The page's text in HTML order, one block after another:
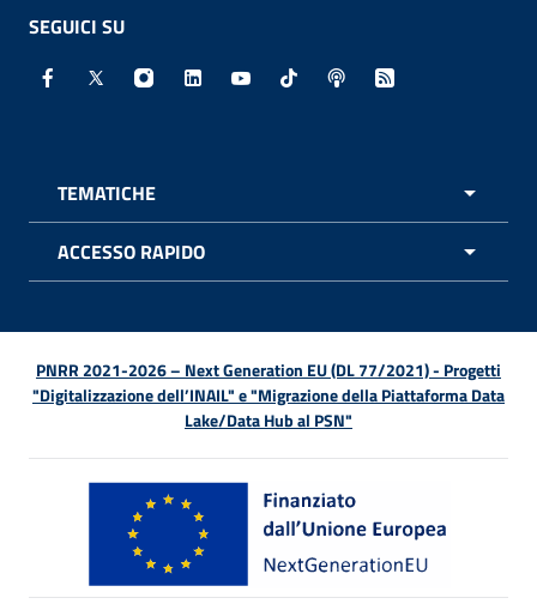
SEGUICI SU
Facebook - Sito esterno - Apertura in nuova finestra
X - Sito esterno - Apertura in nuova finestra
Instagram - Sito esterno - Apertura in
Linkedin - Sito esterno - Apertura in
Youtube - Sito esterno -
TikTok - Sito esterno -
Spreaker - Sito
Feed RSS -
TEMATICHE
ACCESSO RAPIDO
PNRR 2021-2026 – Next Generation EU (DL 77/2021) - Progetti
"Digitalizzazione dell’INAIL" e "Migrazione della Piattaforma Data
Lake/Data Hub al PSN"